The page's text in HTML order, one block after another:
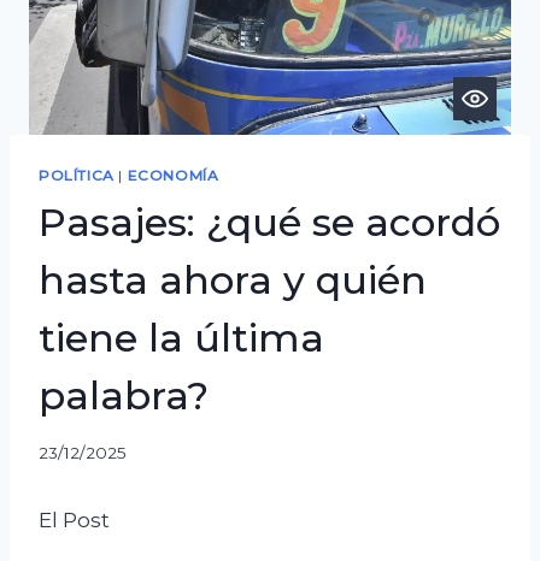
POLÍTICA | ECONOMÍA
Pasajes: ¿qué se acordó
hasta ahora y quién
tiene la última
palabra?
23/12/2025
El Post